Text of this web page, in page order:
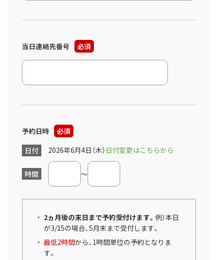
当日連絡先番号 必須
予約日時
必須
日付
2026年6月4日（木） 日付変更はこちらから
時間 ～
2ヵ月後の末日まで予約受付けます。 例）本日
が3/15の場合、5月末まで受付します。
最低2時間から、1時間単位の予約となりま
す。